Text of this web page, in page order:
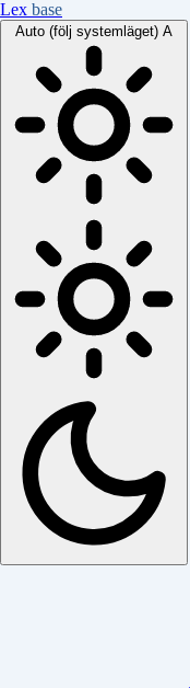
Lex base
Auto (följ systemläget) A